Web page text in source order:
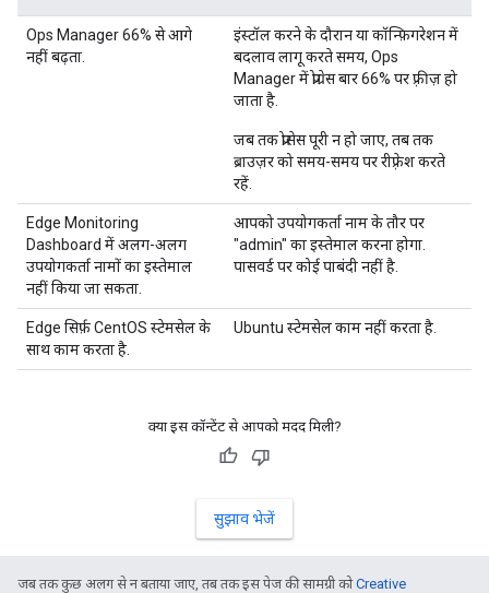
Ops Manager 66% से आगे
नहीं बढ़ता.
इंस्टॉल करने के दौरान या कॉन्फ़िगरेशन में
बदलाव लागू करते समय, Ops
Manager में प्रोग्रेस बार 66% पर फ़्रीज़ हो
जाता है.
जब तक प्रोसेस पूरी न हो जाए, तब तक
ब्राउज़र को समय-समय पर रीफ़्रेश करते
रहें.
Edge Monitoring
Dashboard में अलग-अलग
उपयोगकर्ता नामों का इस्तेमाल
नहीं किया जा सकता.
आपको उपयोगकर्ता नाम के तौर पर
"admin" का इस्तेमाल करना होगा.
पासवर्ड पर कोई पाबंदी नहीं है.
Edge सिर्फ़ CentOS स्टेमसेल के
साथ काम करता है.
Ubuntu स्टेमसेल काम नहीं करता है.
क्या इस कॉन्टेंट से आपको मदद मिली?
सुझाव भेजें
जब तक कुछ अलग से न बताया जाए, तब तक इस पेज की सामग्री कोCreative